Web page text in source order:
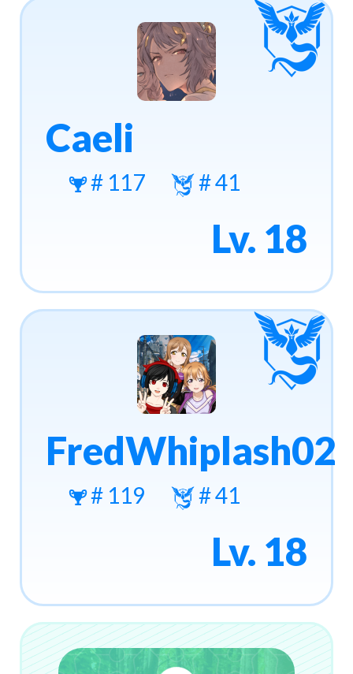
Caeli
# 117 # 41
Lv. 18
FredWhiplash02
# 119 # 41
Lv. 18